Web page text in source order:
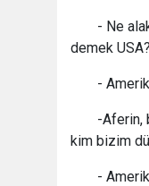
- Ne
demek USA?
-
-Aferin,
kim bizim
-